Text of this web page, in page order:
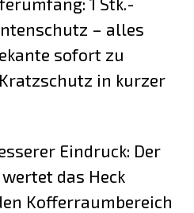
– alles
sofort zu
in kurzer
Eindruck: Der
das Heck
Kofferraumbereich